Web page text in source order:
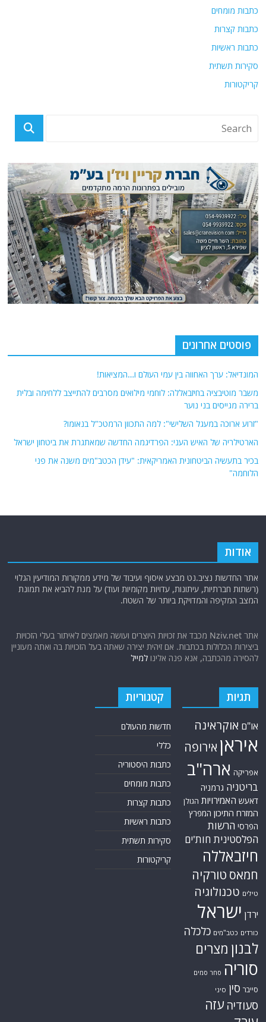
כתבות מומחים
כתבות קצרות
כתבות ראשיות
סקירות תשתית
קריקטורות
פוסטים אחרונים
המונדיאל: ערך האחווה בין עמי העולם ו…המציאות!
משבר מוטיבציה בחיזבאללה: לוחמי מילואים מסרבים להתייצב ללחימה ובלית
ברירה מגייסים בני נוער
"זרוע ארוכה במעגל השלישי": למה התכוון הרמטכ"ל בנאומו?
הארטילריה של האיש העני: הפרדיגמה החדשה שמאתגרת את ביטחון ישראל
בכיר בתעשיה הביטחונית האמריקאית: "עידן הכטב"מים משנה את פני
הלוחמה"
אודות
אתר החדשות נציב.נט מבצע איסוף ועיבוד של מידע ממקורות המודיעין הגלוי
(רשתות חברתיות, עיתונות, עדויות מקומיות ועוד) על מנת להביא את תמונת
המצב המקיפה והמדויקת ביותר של השטח.
אתר Nziv.net מכבד את זכויות היוצרים ועושה מאמצים לאיתור בעלי הזכויות
ביצירות הכלולות בכתבות. אם זיהית יצירה שאתה בעל הזכויות בה ואתה מעוניין
להסירה מהכתבה, אנא פנה אלינולמייל
תגיות
או"ם אוקראינה
איראן אירופה
אפריקה ארה"ב
בריטניה גרמניה
דאעש האמירויות הגולן
המזרח התיכון המפרץ
הפרסי הרשות
הפלסטינית חות'ים
חיזבאללה
חמאס טורקיה
טילים טכנולוגיה
ירדן ישראל
כורדים כטב"מים כלכלה
לבנון מצרים
סוריה סחר סמים
סייבר סין סיני
סעודיה עזה
קטגוריות
חדשות מהעולם
כללי
כתבות היסטוריה
כתבות מומחים
כתבות קצרות
כתבות ראשיות
סקירות תשתית
קריקטורות